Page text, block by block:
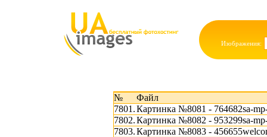
Изображения:
№
Файл
7801.Картинка №8081 - 764682sa-
7802.Картинка №8082 - 953299sa-
7803.Картинка №8083 -